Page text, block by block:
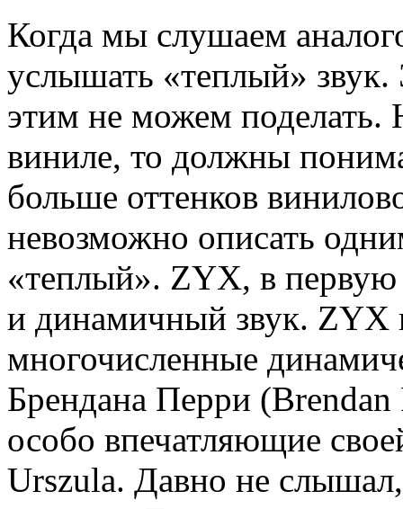
Когда мы слушаем
услышать «теплый»
этим не можем поделать.
виниле, то должны
больше оттенков
невозможно описать
«теплый». ZYX, в первую
и динамичный звук. ZYX
многочисленные
Брендана Перри
особо впечатляющие
Urszula. Давно не